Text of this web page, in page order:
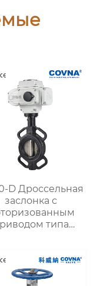
D Дроссельная
заслонка с
типа
из ПТФЭ